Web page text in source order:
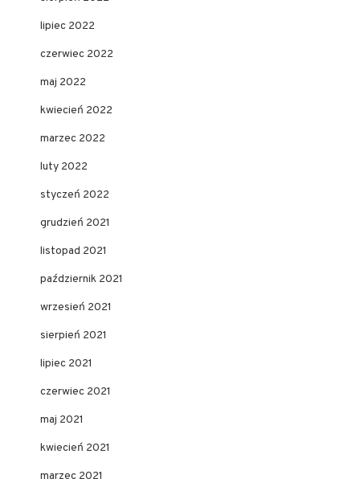
lipiec 2022
czerwiec 2022
maj 2022
kwiecień 2022
marzec 2022
luty 2022
styczeń 2022
grudzień 2021
listopad 2021
październik 2021
wrzesień 2021
sierpień 2021
lipiec 2021
czerwiec 2021
maj 2021
kwiecień 2021
marzec 2021